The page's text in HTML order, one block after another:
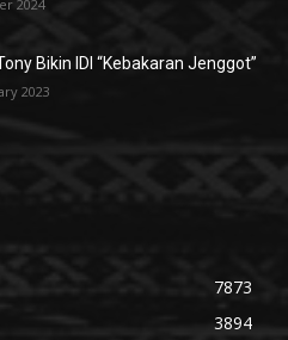
2024
Bikin IDI “Kebakaran Jenggot”
2023
7873
3894